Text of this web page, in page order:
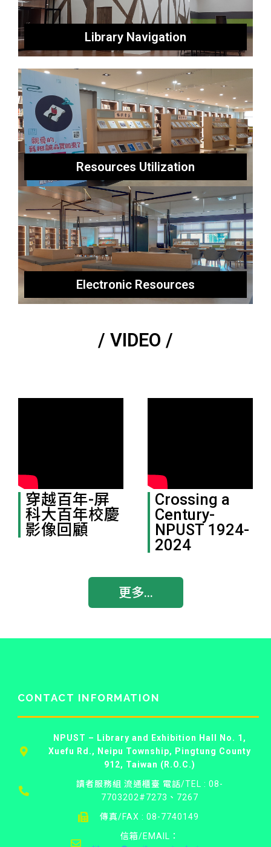
Library Navigation
Resources Utilization
Electronic Resources
/ VIDEO /
穿越百年-屏
科大百年校慶
影像回顧
Crossing a
Century-
NPUST 1924-
2024
更多...
CONTACT INFORMATION
NPUST – Library and Exhibition Hall
No. 1,
Xuefu Rd., Neipu Township, Pingtung County
912, Taiwan (R.O.C.)
讀者服務組 流通櫃臺 電話/TEL : 08-
7703202#7273、7267
傳真/FAX : 08-7740149
信箱/EMAIL：